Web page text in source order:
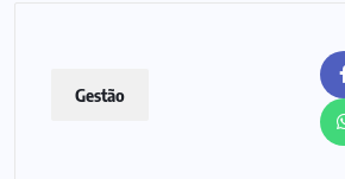
Gestão